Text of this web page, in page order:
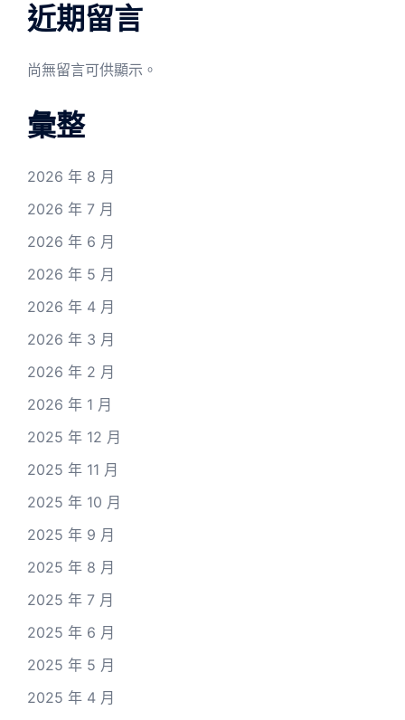
近期留言
尚無留言可供顯示。
彙整
2026 年 8 月
2026 年 7 月
2026 年 6 月
2026 年 5 月
2026 年 4 月
2026 年 3 月
2026 年 2 月
2026 年 1 月
2025 年 12 月
2025 年 11 月
2025 年 10 月
2025 年 9 月
2025 年 8 月
2025 年 7 月
2025 年 6 月
2025 年 5 月
2025 年 4 月